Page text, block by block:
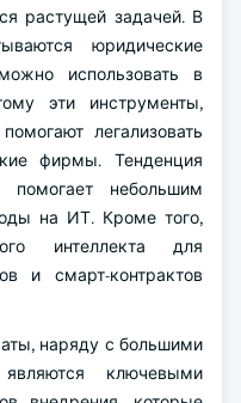
растущей задачей. В
юридические
использовать в
эти инструменты,
легализовать
фирмы. Тенденция
небольшим
на ИТ. Кроме того,
интеллекта для
и смарт-контрактов
наряду с большими
ключевыми